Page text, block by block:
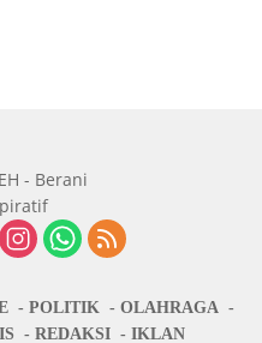
POLITIK
OLAHRAGA
REDAKSI
IKLAN